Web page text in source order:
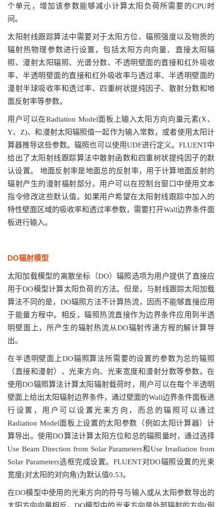
个单元，增加该参数能够减小计算太阳负荷所需要的CPU时
间。
太阳射线跟踪算法中需要对于太阳方位、辐照强度以及物质的
辐射热物理参数进行设置，包括太阳方向向量、直接太阳辐
照、漫射太阳辐照、光谱分数、不透明壁面的直接和红外吸收
率、半透明壁面的直接和红外吸收率与透过率、半透明壁面的
漫射半球吸收率和透过率、四重树状提纯因子、散射分数和地
面反射率等参数。
用户可以在Radiation Model面板上输入太阳方向向量元素(X、
Y、Z)、和漫射太阳辐照值一起作为输入常数，或者使用太阳计
算器推导这些参数。辐照也可以使用UDF进行定义。FLUENT中
给出了太阳射线跟踪算法中散射函数和四重树状提纯因子的默
认设置。 地面反射率是地面总的反射率，用于计算地面反射的
辐射产生的漫射福射部分。用户可以在控制台窗口中使用文本
指令修改这些默认值。如果用户希望在太阳射线跟踪中加入的
特性壁面区域的吸收率和透过率参数，需要打开Wall边界条件面
板进行输入。
DO辐射模型
太阳加载模型的离散坐标（DO）辐照选项为用户提供了直接应
用于DO模型计算太阳负荷的方法。但是，与射线跟踪太阳加载
算法不同的是，DO辐照方法不计算热流，因而不能够直接应用
于能量方程中。相反，辐照热流直接作为边界条件应用到半透
明壁面上，所产生的辐射热流从DO辐射传递方程的解计算导
出。
在半透明壁面上DO辐照算法所需要的设置的参数为总的辐照
（直接和漫射）、光束方向、光束宽度和漫射分数等参数。在
使用DO辐照算法计算太阳辐射载荷时，用户可以在每个半透明
壁面上给出太阳辐射边界条件，通过壁面的Wall边界条件面板进
行设置，用户可以设置光束方向，而总的辐照可以通过
Radiation Model面板上设置的太阳参数（例如太阳计算器）计
算导出。使用DO算法计算太阳方位和总的辐照量时，通过选择
Use Beam Direction from Solar Parameters和Use Irradiation from
Solar Parameters选框完成设置。FLUENT对DO辐照设置的光束
宽度(对太阳的对向角)为默认值0.53。
在DO模型中使用的光束方向的符号与输入或从太阳参数导出的